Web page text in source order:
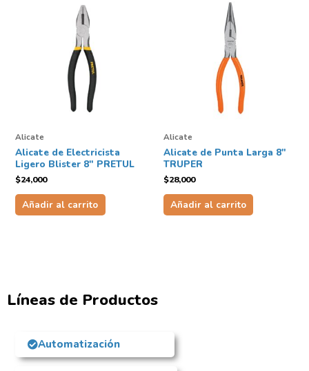
Alicate
Alicate de Electricista
Ligero Blister 8″ PRETUL
$24,000
Añadir al carrito
Alicate
Alicate de Punta Larga 8″
TRUPER
$28,000
Añadir al carrito
Líneas de Productos
Automatización